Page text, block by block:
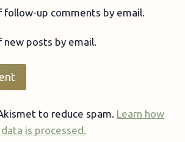
follow-up comments by email.
posts by email.
to reduce spam. Learn how
is processed.